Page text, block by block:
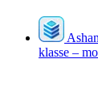
klasse –